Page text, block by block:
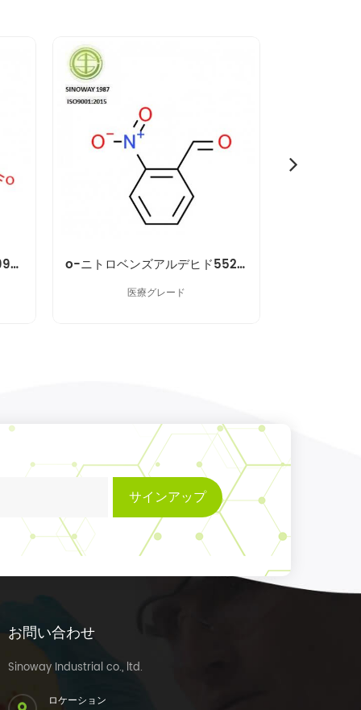
m-ニトロベンズアルデヒド99-61-6 o-ニトロベンズアルデヒド552-89-6
医療グレード
サインアップ
お問い合わせ
Sinoway Industrial co., ltd.
ロケーション